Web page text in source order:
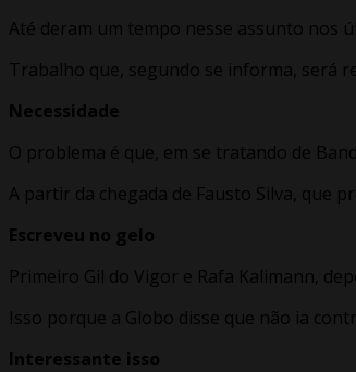
Até deram um tempo nesse assunto nos
Trabalho que, segundo se informa, será
Necessidade
O problema é que, em se tratando de
A partir da chegada de Fausto Silva, que
Escreveu no gelo
Primeiro Gil do Vigor e Rafa Kalimann,
Isso porque a Globo disse que não ia
Interessante isso